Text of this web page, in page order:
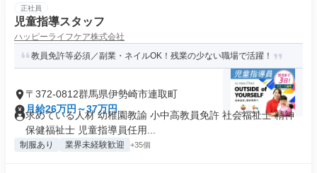
正社員
児童指導スタッフ
ハッピーライフケア株式会社
教員免許等必須／副業・ネイルOK！残業の少ない職場で活躍！
〒372-0812群馬県伊勢崎市連取町
月給26万円～37万円
求めている人材 幼稚園教諭 小中高教員免許 社会福祉士 精神
保健福祉士 児童指導員任用...
制服あり 業界未経験歓迎 +35個